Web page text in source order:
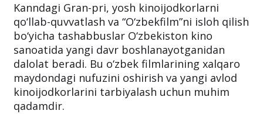
Kanndagi Gran-pri, yosh kinoijodkorlarni
qo‘llab-quvvatlash va “O‘zbekfilm”ni isloh qilish
bo‘yicha tashabbuslar O‘zbekiston kino
sanoatida yangi davr boshlanayotganidan
dalolat beradi. Bu o‘zbek filmlarining xalqaro
maydondagi nufuzini oshirish va yangi avlod
kinoijodkorlarini tarbiyalash uchun muhim
qadamdir.